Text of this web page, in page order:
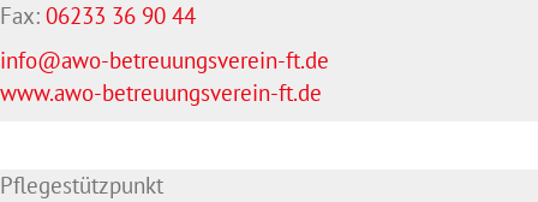
Fax: 06233 36 90 44
info@awo-betreuungsverein-ft.de
www.awo-betreuungsverein-ft.de
Pflegestützpunkt